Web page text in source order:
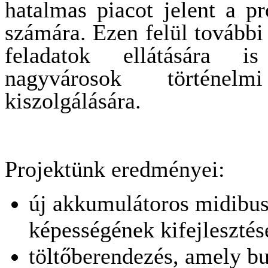
hatalmas piacot jelent a
számára. Ezen felül
feladatok ellátására
nagyvárosok
kiszolgálására.
Projektünk eredményei:
új akkumulátoros
képességének
töltőberendezés, amely